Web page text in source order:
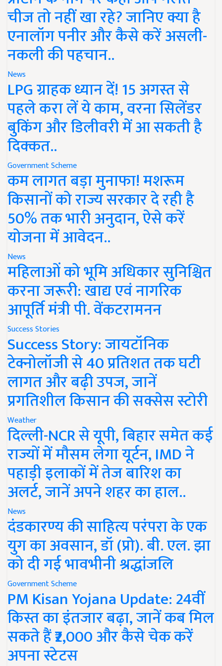
चीज तो नहीं खा रहे? जानिए क्या है
एनालॉग पनीर और कैसे करें असली-
नकली की पहचान..
News
LPG ग्राहक ध्यान दें! 15 अगस्त से
पहले करा लें ये काम, वरना सिलेंडर
बुकिंग और डिलीवरी में आ सकती है
दिक्कत..
Government Scheme
कम लागत बड़ा मुनाफा! मशरूम
किसानों को राज्य सरकार दे रही है
50% तक भारी अनुदान, ऐसे करें
योजना में आवेदन..
News
महिलाओं को भूमि अधिकार सुनिश्चित
करना जरूरी: खाद्य एवं नागरिक
आपूर्ति मंत्री पी. वेंकटरामनन
Success Stories
Success Story: जायटॉनिक
टेक्नोलॉजी से 40 प्रतिशत तक घटी
लागत और बढ़ी उपज, जानें
प्रगतिशील किसान की सक्सेस स्टोरी
Weather
दिल्ली-NCR से यूपी, बिहार समेत कई
राज्यों में मौसम लेगा यूर्टन, IMD ने
पहाड़ी इलाकों में तेज बारिश का
अलर्ट, जानें अपने शहर का हाल..
News
दंडकारण्य की साहित्य परंपरा के एक
युग का अवसान, डॉ (प्रो). बी. एल. झा
को दी गई भावभीनी श्रद्धांजलि
Government Scheme
PM Kisan Yojana Update: 24वीं
किस्त का इंतजार बढ़ा, जानें कब मिल
सकते हैं ₹2,000 और कैसे चेक करें
अपना स्टेटस